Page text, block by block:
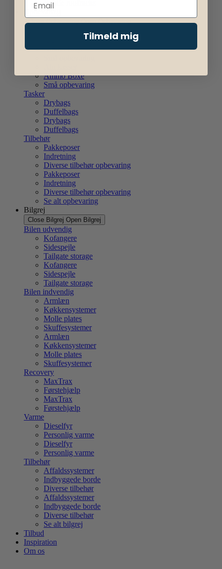
Se alle roofracks
Close Opbevaring Open Opbevaring
Ammo Boxe
Ammo Boxe
Små opbevaring
Tasker
Drybags
Duffelbags
Drybags
Duffelbags
Tilbehør
Pakkeposer
Indretning
Diverse tilbehør opbevaring
Pakkeposer
Indretning
Diverse tilbehør opbevaring
Se alt opbevaring
Bilgrej
Close Bilgrej Open Bilgrej
Bilen udvendig
Kofangere
Sidespejle
Tailgate storage
Kofangere
Sidespejle
Tailgate storage
Bilen indvendig
Armlæn
Køkkensystemer
Molle plates
Skuffesystemer
Armlæn
Køkkensystemer
Molle plates
Skuffesystemer
Recovery
MaxTrax
Førstehjælp
MaxTrax
Førstehjælp
Varme
Dieselfyr
Personlig varme
Dieselfyr
Personlig varme
Tilbehør
Affaldssystemer
Indbyggede borde
Diverse tilbehør
Affaldssystemer
Indbyggede borde
Diverse tilbehør
Se alt bilgrej
Tilbud
Inspiration
Om os
Tilmeld mig